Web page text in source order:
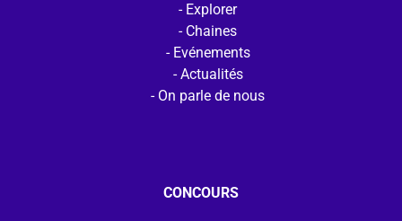
Explorer
Chaines
Evénements
Actualités
On parle de nous
CONCOURS